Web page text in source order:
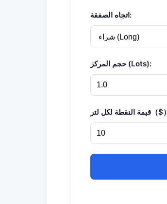
اتجاه الصفقة:
حجم المركز (Lots):
لتر（$）：